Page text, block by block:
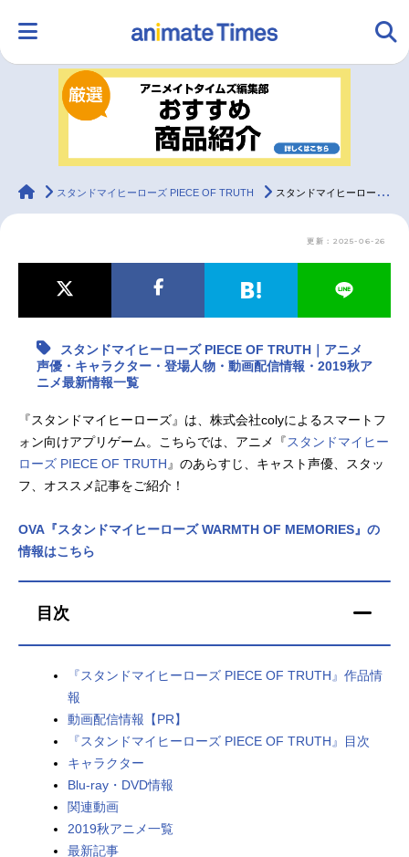
ランキング アニメ
ラジオ グッズ
最新記事一覧
アニメ映画一覧 実写化映画一覧
今期アニメ曜日別一覧
秋アニメ
animateTimes
スタンドマイヒーローズ PIECE OF TRUTH スタンドマイヒーローズ PIECE OF TRUTH｜アニメ声優・キャラクター・登場人物・動画配信情報・2019秋アニメ最新情報一覧
更新：2025-06-26
スタンドマイヒーローズ PIECE OF TRUTH｜アニメ
声優・キャラクター・登場人物・動画配信情報・2019秋ア
ニメ最新情報一覧
『スタンドマイヒーローズ』は、株式会社colyによるスマートフ
ォン向けアプリゲーム。こちらでは、アニメ『スタンドマイヒー
ローズ PIECE OF TRUTH 』のあらすじ、キャスト声優、スタッ
フ、オススメ記事をご紹介！
OVA『スタンドマイヒーローズ WARMTH OF MEMORIES』の
情報はこちら
目次
『スタンドマイヒーローズ PIECE OF TRUTH』作品情
報
動画配信情報【PR】
『スタンドマイヒーローズ PIECE OF TRUTH』目次
キャラクター
Blu-ray・DVD情報
関連動画
2019秋アニメ一覧
最新記事